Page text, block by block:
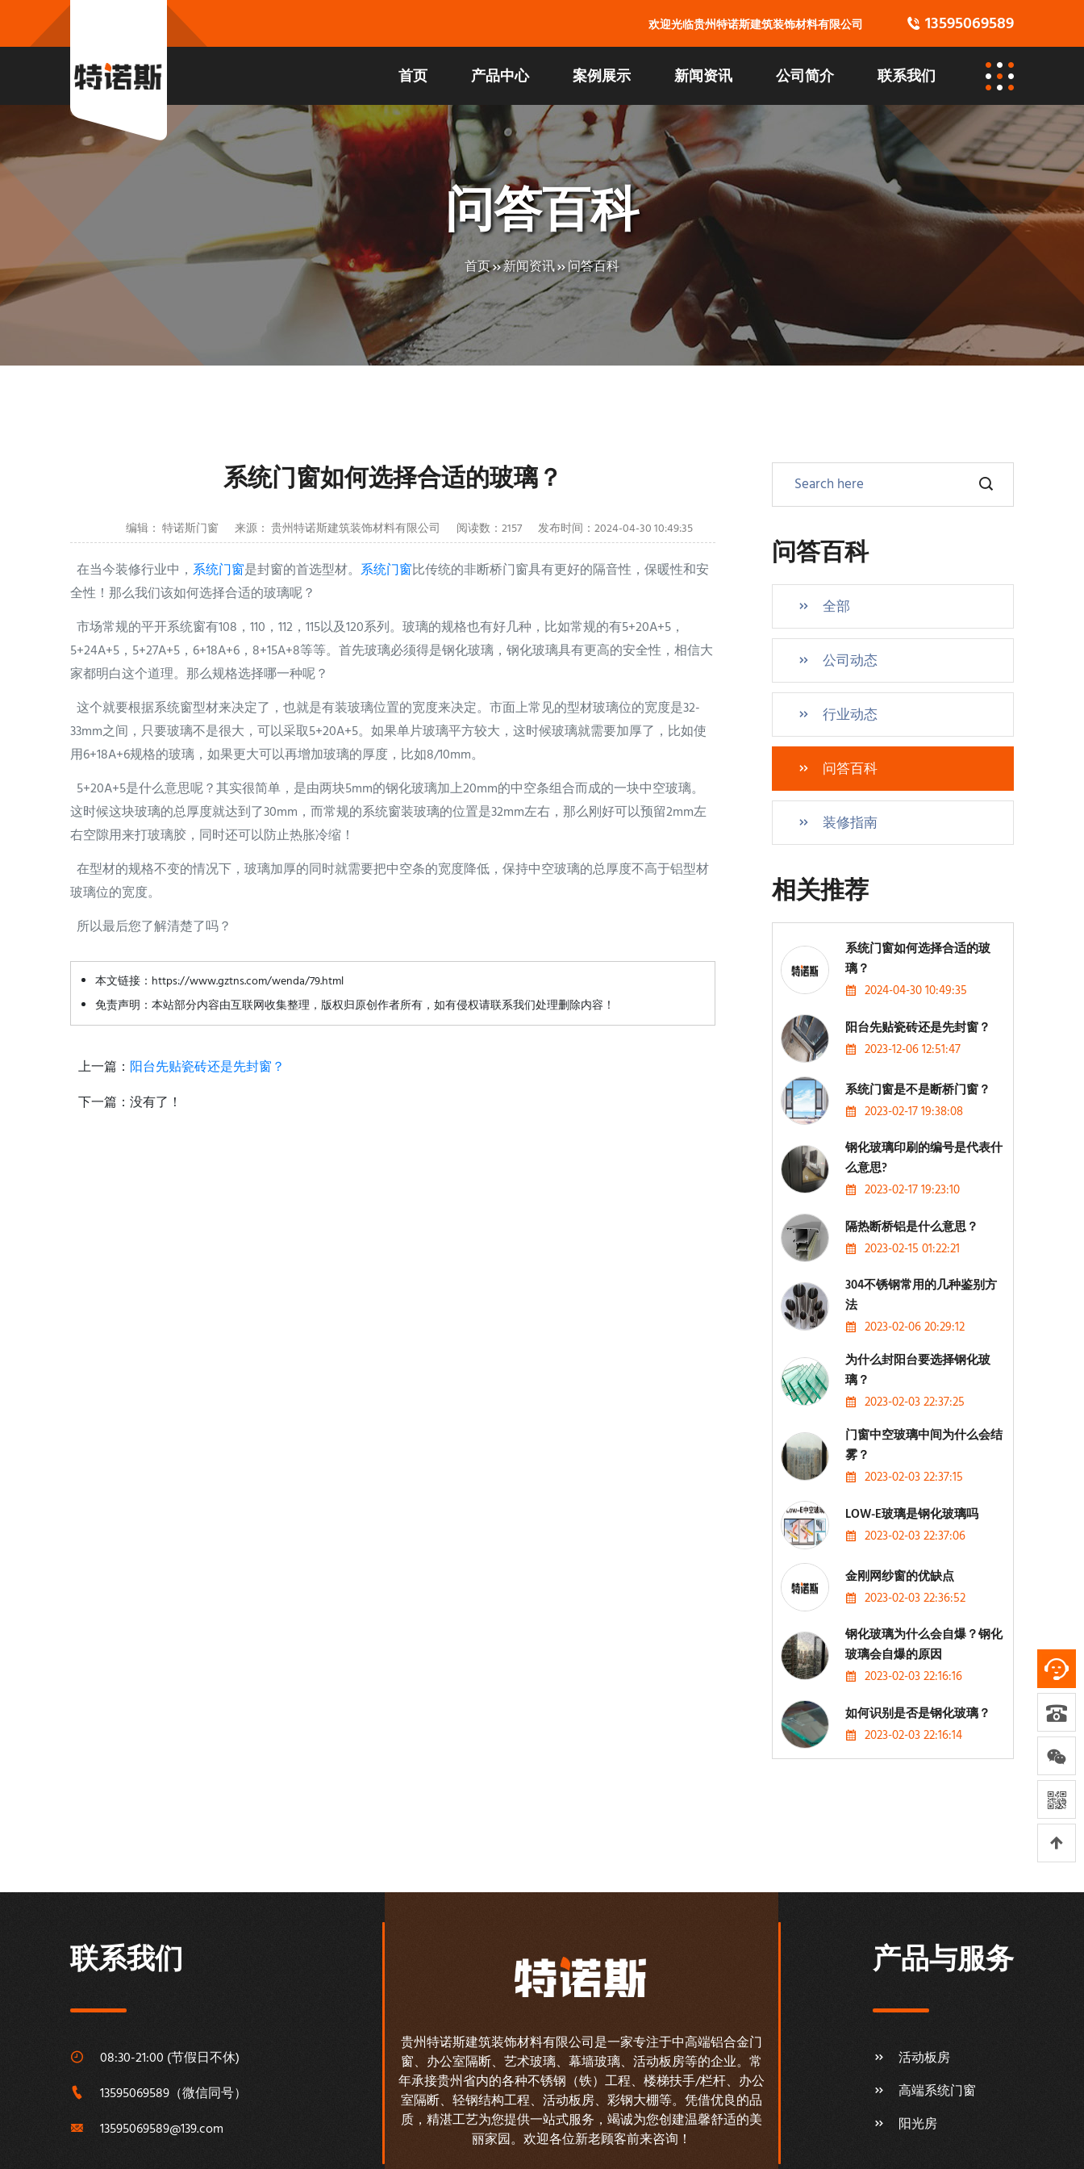
欢迎光临贵州特诺斯建筑装饰材料有限公司 13595069589
首页 产品中心 案例展示 新闻资讯 公司简介 联系我们
问答百科
首页 新闻资讯 问答百科
系统门窗如何选择合适的玻璃？
编辑： 特诺斯门窗 来源： 贵州特诺斯建筑装饰材料有限公司 阅读数：2157 发布时间：2024-04-30 10:49:35
在当今装修行业中， 系统门窗是封窗的首选型材。 系统门窗比传统的非断桥门窗具有更好的隔音性，保暖性和安
全性！那么我们该如何选择合适的玻璃呢？
市场常规的平开系统窗有108，110，112，115以及120系列。玻璃的规格也有好几种，比如常规的有5+20A+5，
5+24A+5，5+27A+5，6+18A+6，8+15A+8等等。首先玻璃必须得是钢化玻璃，钢化玻璃具有更高的安全性，相信大
家都明白这个道理。那么规格选择哪一种呢？
这个就要根据系统窗型材来决定了，也就是有装玻璃位置的宽度来决定。市面上常见的型材玻璃位的宽度是32-
33mm之间，只要玻璃不是很大，可以采取5+20A+5。如果单片玻璃平方较大，这时候玻璃就需要加厚了，比如使
用6+18A+6规格的玻璃，如果更大可以再增加玻璃的厚度，比如8/10mm。
5+20A+5是什么意思呢？其实很简单，是由两块5mm的钢化玻璃加上20mm的中空条组合而成的一块中空玻璃。
这时候这块玻璃的总厚度就达到了30mm，而常规的系统窗装玻璃的位置是32mm左右，那么刚好可以预留2mm左
右空隙用来打玻璃胶，同时还可以防止热胀冷缩！
在型材的规格不变的情况下，玻璃加厚的同时就需要把中空条的宽度降低，保持中空玻璃的总厚度不高于铝型材
玻璃位的宽度。
所以最后您了解清楚了吗？
本文链接：https://www.gztns.com/wenda/79.html
免责声明：本站部分内容由互联网收集整理，版权归原创作者所有，如有侵权请联系我们处理删除内容！
上一篇： 阳台先贴瓷砖还是先封窗？
下一篇：没有了！
问答百科
全部
公司动态
行业动态
问答百科
装修指南
相关推荐
系统门窗如何选择合适的玻
璃？
2024-04-30 10:49:35
阳台先贴瓷砖还是先封窗？
2023-12-06 12:51:47
系统门窗是不是断桥门窗？
2023-02-17 19:38:08
钢化玻璃印刷的编号是代表什
么意思?
2023-02-17 19:23:10
隔热断桥铝是什么意思？
2023-02-15 01:22:21
304不锈钢常用的几种鉴别方
法
2023-02-06 20:29:12
为什么封阳台要选择钢化玻
璃？
2023-02-03 22:37:25
门窗中空玻璃中间为什么会结
雾？
2023-02-03 22:37:15
LOW-E玻璃是钢化玻璃吗
2023-02-03 22:37:06
金刚网纱窗的优缺点
2023-02-03 22:36:52
钢化玻璃为什么会自爆？钢化
玻璃会自爆的原因
2023-02-03 22:16:16
如何识别是否是钢化玻璃？
2023-02-03 22:16:14
联系我们
08:30-21:00 (节假日不休)
13595069589 （微信同号）
13595069589@139.com
贵州特诺斯建筑装饰材料有限公司是一家专注于中高端铝合金门
窗、办公室隔断、艺术玻璃、幕墙玻璃、活动板房等的企业。常
年承接贵州省内的各种不锈钢（铁）工程、楼梯扶手/栏杆、办公
室隔断、轻钢结构工程、活动板房、彩钢大棚等。凭借优良的品
质，精湛工艺为您提供一站式服务，竭诚为您创建温馨舒适的美
丽家园。欢迎各位新老顾客前来咨询！
产品与服务
活动板房
高端系统门窗
阳光房